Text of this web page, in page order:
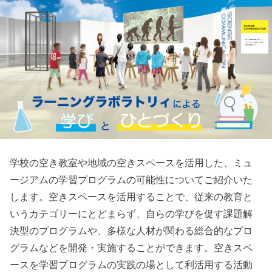
学校の空き教室や地域の空きスペースを活用した、ミュ
ージアムの学習プログラムの可能性についてご紹介いた
します。空きスペースを活用することで、従来の教育と
いうカテゴリーにとどまらず、自らの学びを促す課題解
決型のプログラムや、多様な人材が関わる総合的なプロ
グラムなどを開発・実施することができます。空きスペ
ースを学習プログラムの実践の場として利活用する活動